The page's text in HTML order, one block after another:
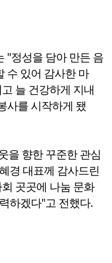
"정성을 담아 만든 음
수 있어 감사한 마
늘 건강하게 지내
사를 시작하게 됐
을 향한 꾸준한 관심
경 대표께 감사드린
곳곳에 나눔 문화
하겠다"고 전했다.